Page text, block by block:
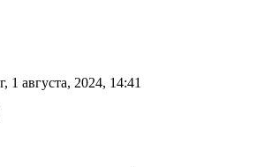
1 августа, 2024, 14:41